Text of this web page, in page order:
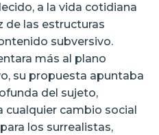
a la vida cotidiana
de las estructuras
subversivo.
más al plano
su propuesta apuntaba
del sujeto,
cualquier cambio social
los surrealistas,